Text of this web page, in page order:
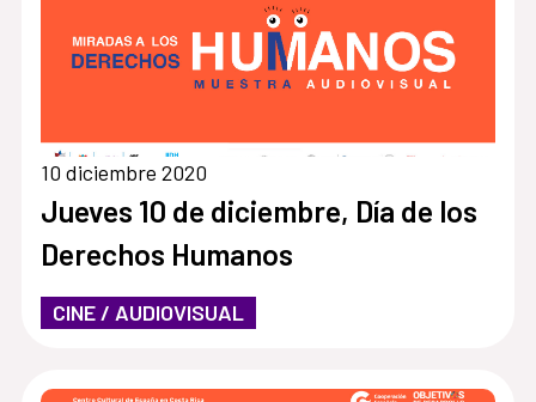
10 diciembre 2020
Jueves 10 de diciembre, Día de los
Derechos Humanos
CINE / AUDIOVISUAL